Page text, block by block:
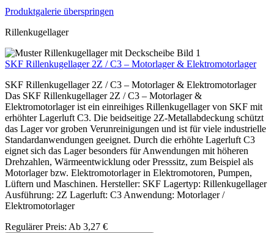
Produktgalerie überspringen
Rillenkugellager
SKF Rillenkugellager 2Z / C3 – Motorlager & Elektromotorlager
SKF Rillenkugellager 2Z / C3 – Motorlager & Elektromotorlager
Das SKF Rillenkugellager 2Z / C3 – Motorlager &
Elektromotorlager ist ein einreihiges Rillenkugellager von SKF mit
erhöhter Lagerluft C3. Die beidseitige 2Z-Metallabdeckung schützt
das Lager vor groben Verunreinigungen und ist für viele industrielle
Standardanwendungen geeignet. Durch die erhöhte Lagerluft C3
eignet sich das Lager besonders für Anwendungen mit höheren
Drehzahlen, Wärmeentwicklung oder Presssitz, zum Beispiel als
Motorlager bzw. Elektromotorlager in Elektromotoren, Pumpen,
Lüftern und Maschinen. Hersteller: SKF Lagertyp: Rillenkugellager
Ausführung: 2Z Lagerluft: C3 Anwendung: Motorlager /
Elektromotorlager
Regulärer Preis: Ab 3,27 €